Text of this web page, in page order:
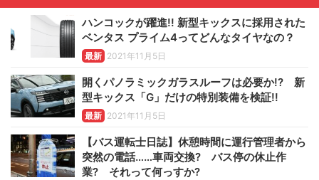
ハンコックが躍進!! 新型キックスに採用された
ベンタス プライム4ってどんなタイヤなの？
最新 2021年11月5日
開くパノラミックガラスルーフは必要か!? 新
型キックス「G」だけの特別装備を検証!!
最新 2021年11月5日
【バス運転士日誌】休憩時間に運行管理者から
突然の電話……車両交換? バス停の休止作
業? それって何っすか?